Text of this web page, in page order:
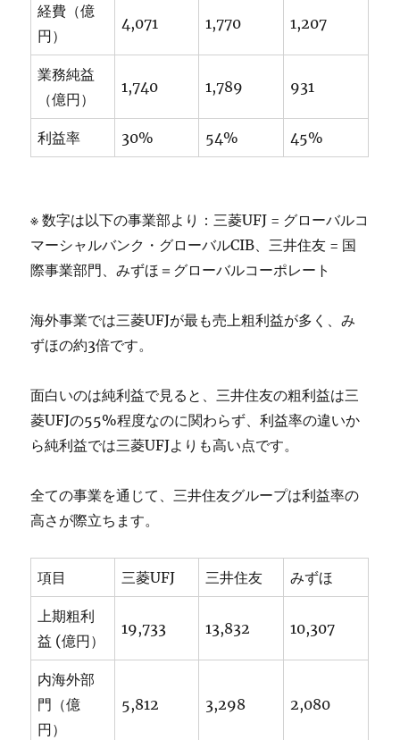
経費（億
円）
4,071 1,770 1,207
業務純益
（億円）
1,740 1,789 931
利益率 30% 54% 45%
※ 数字は以下の事業部より：三菱UFJ = グローバルコ
マーシャルバンク・グローバルCIB、三井住友 = 国
際事業部門、みずほ＝グローバルコーポレート
海外事業では三菱UFJが最も売上粗利益が多く、み
ずほの約3倍です。
面白いのは純利益で見ると、三井住友の粗利益は三
菱UFJの55%程度なのに関わらず、利益率の違いか
ら純利益では三菱UFJよりも高い点です。
全ての事業を通じて、三井住友グループは利益率の
高さが際立ちます。
項目 三菱UFJ 三井住友 みずほ
上期粗利
益 (億円）
19,733 13,832 10,307
内海外部
門（億
円）
5,812 3,298 2,080